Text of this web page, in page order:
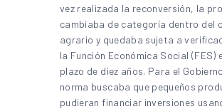
vez realizada la reconversión, la
cambiaba de categoría dentro del
agrario y quedaba sujeta a
la Función Económica Social (FES)
plazo de diez años. Para el
norma buscaba que pequeños
pudieran financiar inversiones